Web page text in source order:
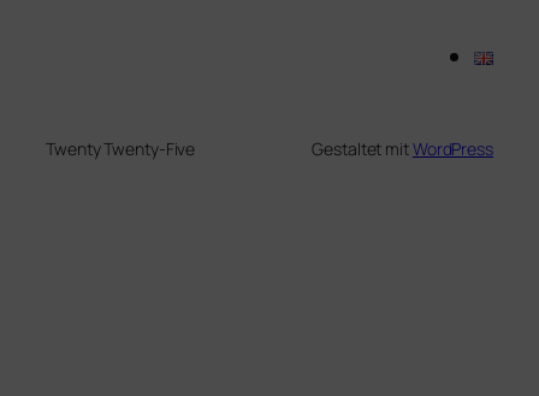
Twenty Twenty-Five Gestaltet mitWordPress